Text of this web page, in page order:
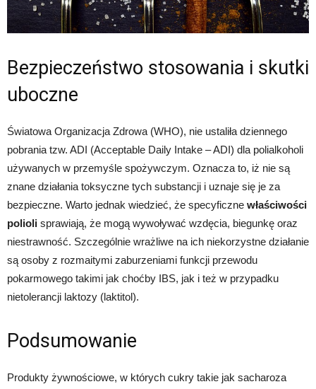
Bezpieczeństwo stosowania i skutki
uboczne
Światowa Organizacja Zdrowa (WHO), nie ustaliła dziennego
pobrania tzw. ADI (Acceptable Daily Intake – ADI) dla polialkoholi
używanych w przemyśle spożywczym. Oznacza to, iż nie są
znane działania toksyczne tych substancji i uznaje się je za
bezpieczne. Warto jednak wiedzieć, że specyficzne właściwości
polioli sprawiają, że mogą wywoływać wzdęcia, biegunkę oraz
niestrawność. Szczególnie wrażliwe na ich niekorzystne działanie
są osoby z rozmaitymi zaburzeniami funkcji przewodu
pokarmowego takimi jak choćby IBS, jak i też w przypadku
nietolerancji laktozy (laktitol).
Podsumowanie
Produkty żywnościowe, w których cukry takie jak sacharoza